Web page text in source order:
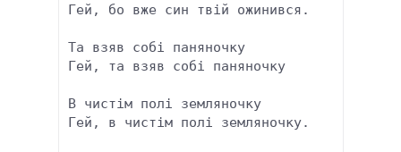
Гей, бо вже син твій ожинився.
Та взяв собі паняночку
Гей, та взяв собі паняночку
В чистім полі земляночку
Гей, в чистім полі земляночку.